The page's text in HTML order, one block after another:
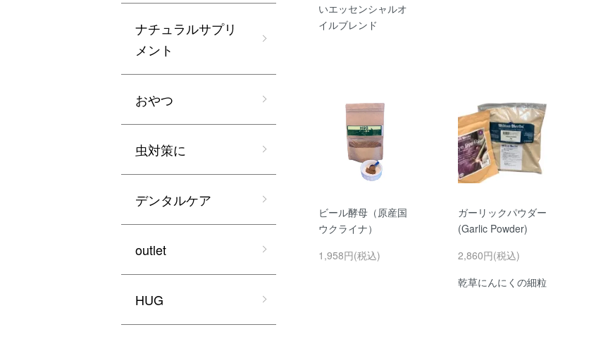
いエッセンシャルオ
イルブレンド
ビール酵母（原産国
ウクライナ）
1,958円(税込)
ガーリックパウダー
(Garlic Powder)
2,860円(税込)
乾草にんにくの細粒
ナチュラルサプリ
メント
おやつ
虫対策に
デンタルケア
outlet
HUG